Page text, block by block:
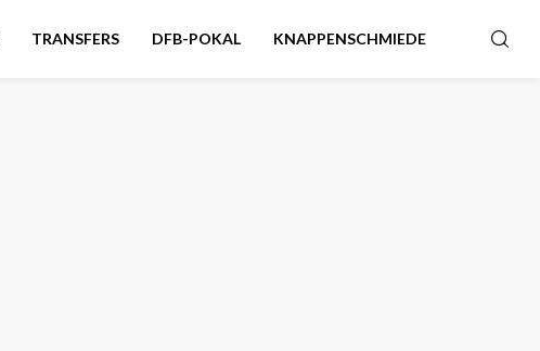
TRANSFERS DFB-POKAL KNAPPENSCHMIEDE